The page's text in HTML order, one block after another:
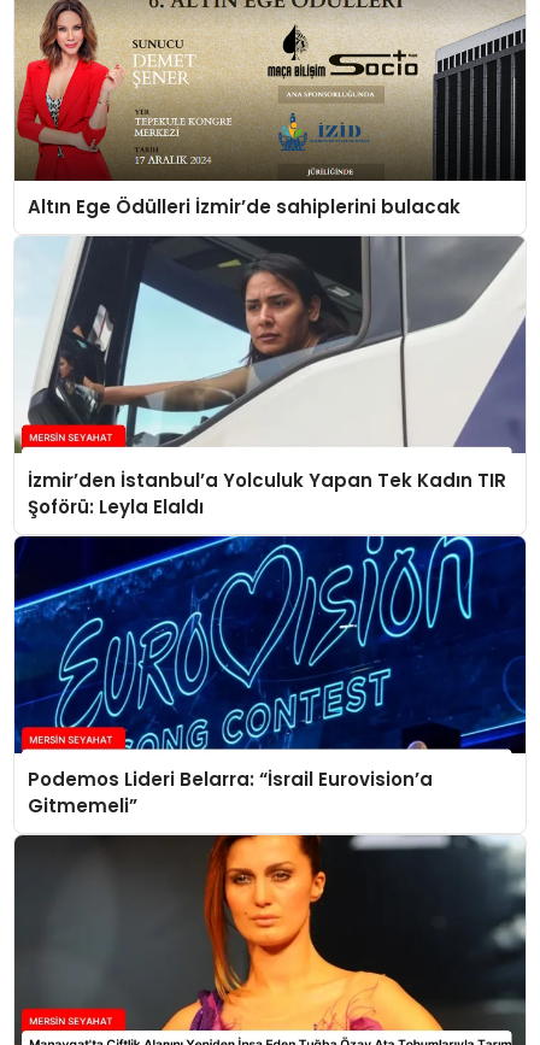
Altın Ege Ödülleri İzmir’de sahiplerini bulacak
İzmir’den İstanbul’a Yolculuk Yapan Tek Kadın TIR
Şoförü: Leyla Elaldı
Podemos Lideri Belarra: “İsrail Eurovision’a
Gitmemeli”